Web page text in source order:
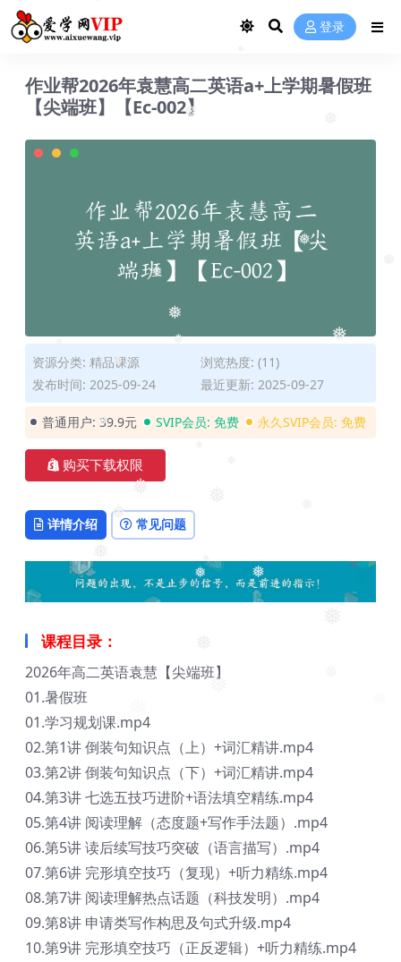
❅
❅
❅
❅
❅
❅
❅
❅
❅
❅
❅
❅ 登录
作业帮2026年袁慧高二英语a+上学期暑假班
【尖端班】【Ec-002】
资源分类: 精品课源
浏览热度: (11)
发布时间: 2025-09-24
最近更新: 2025-09-27
普通用户: 39.9元 SVIP会员: 免费 永久SVIP会员: 免费
购买下载权限
详情介绍 常见问题
课程目录：
2026年高二英语袁慧【尖端班】
01.暑假班
01.学习规划课.mp4
02.第1讲 倒装句知识点（上）+词汇精讲.mp4
03.第2讲 倒装句知识点（下）+词汇精讲.mp4
04.第3讲 七选五技巧进阶+语法填空精练.mp4
05.第4讲 阅读理解（态度题+写作手法题）.mp4
06.第5讲 读后续写技巧突破（语言描写）.mp4
07.第6讲 完形填空技巧（复现）+听力精练.mp4
08.第7讲 阅读理解热点话题（科技发明）.mp4
09.第8讲 申请类写作构思及句式升级.mp4
10.第9讲 完形填空技巧（正反逻辑）+听力精练.mp4